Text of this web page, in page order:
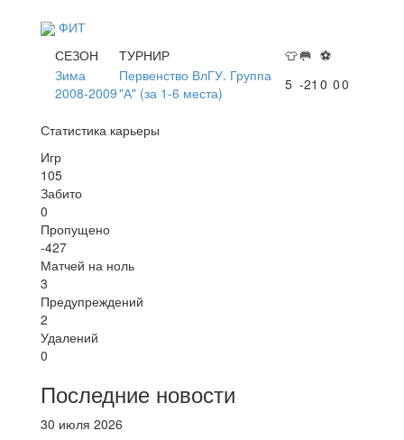
ФИТ
СЕЗОН
ТУРНИР 👕🥅 ⚽
Зима
2008-2009
Первенство ВлГУ. Группа
"А" (за 1-6 места)
5 -21 0 00
Статистика карьеры
Игр
105
Забито
0
Пропущено
-427
Матчей на ноль
3
Предупреждений
2
Удалений
0
Последние новости
30 июля 2026